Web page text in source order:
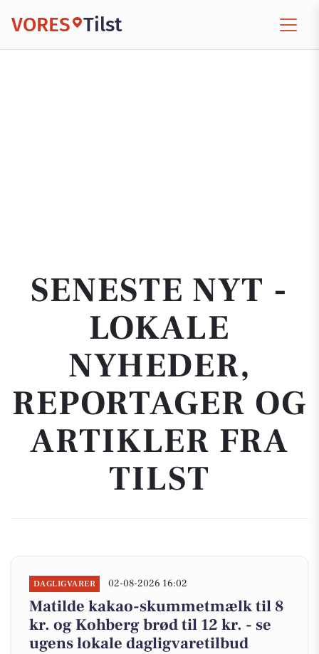
VORES Tilst
SENESTE NYT -
LOKALE
NYHEDER,
REPORTAGER OG
ARTIKLER FRA
TILST
DAGLIGVARER 02-08-2026 16:02
Matilde kakao-skummetmælk til 8
kr. og Kohberg brød til 12 kr. - se
ugens lokale dagligvaretilbud